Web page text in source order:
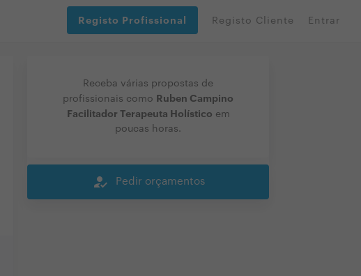
Registo Profissional Registo Cliente Entrar
Receba várias propostas de
profissionais como Ruben Campino
Facilitador Terapeuta Holístico em
poucas horas.
how_to_reg Pedir orçamentos